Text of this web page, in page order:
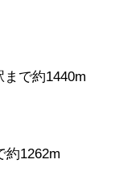
で約1440m
約1262m